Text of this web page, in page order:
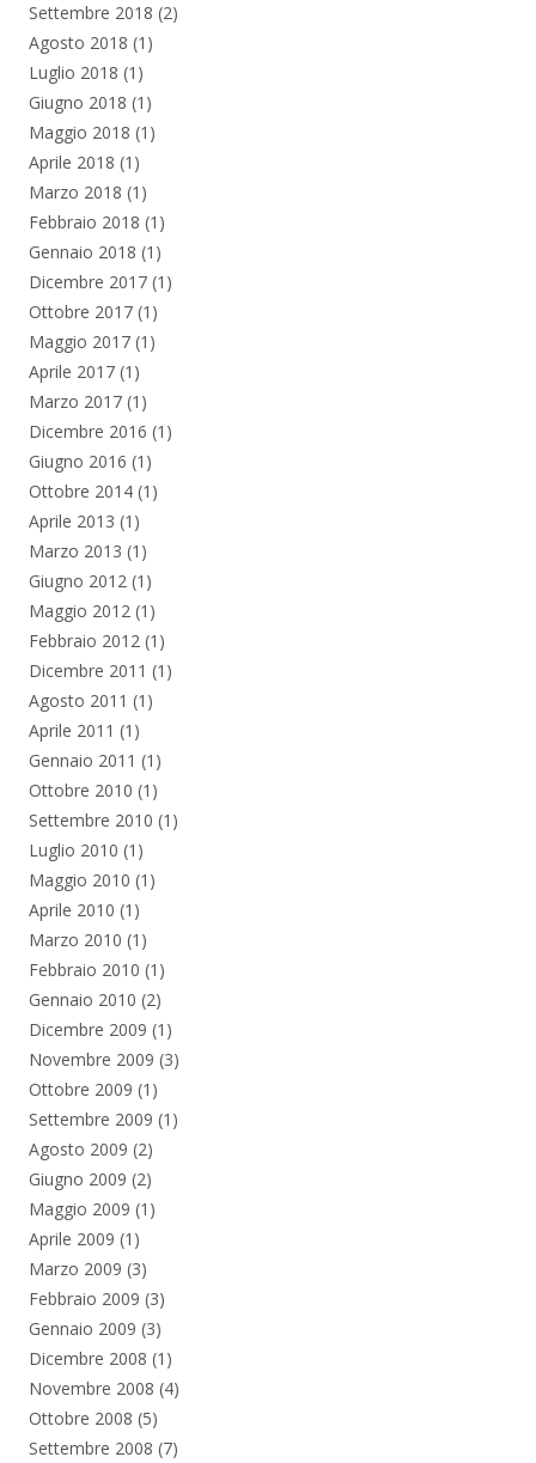
Settembre 2018 (2)
Agosto 2018 (1)
Luglio 2018 (1)
Giugno 2018 (1)
Maggio 2018 (1)
Aprile 2018 (1)
Marzo 2018 (1)
Febbraio 2018 (1)
Gennaio 2018 (1)
Dicembre 2017 (1)
Ottobre 2017 (1)
Maggio 2017 (1)
Aprile 2017 (1)
Marzo 2017 (1)
Dicembre 2016 (1)
Giugno 2016 (1)
Ottobre 2014 (1)
Aprile 2013 (1)
Marzo 2013 (1)
Giugno 2012 (1)
Maggio 2012 (1)
Febbraio 2012 (1)
Dicembre 2011 (1)
Agosto 2011 (1)
Aprile 2011 (1)
Gennaio 2011 (1)
Ottobre 2010 (1)
Settembre 2010 (1)
Luglio 2010 (1)
Maggio 2010 (1)
Aprile 2010 (1)
Marzo 2010 (1)
Febbraio 2010 (1)
Gennaio 2010 (2)
Dicembre 2009 (1)
Novembre 2009 (3)
Ottobre 2009 (1)
Settembre 2009 (1)
Agosto 2009 (2)
Giugno 2009 (2)
Maggio 2009 (1)
Aprile 2009 (1)
Marzo 2009 (3)
Febbraio 2009 (3)
Gennaio 2009 (3)
Dicembre 2008 (1)
Novembre 2008 (4)
Ottobre 2008 (5)
Settembre 2008 (7)